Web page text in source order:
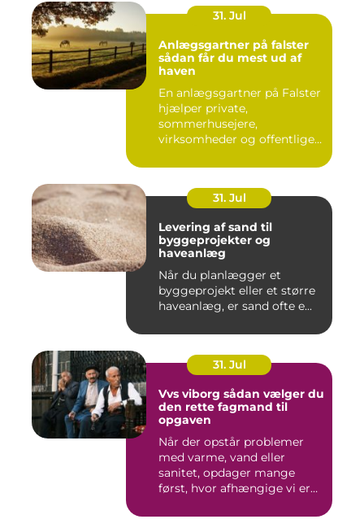
31. Jul
Anlægsgartner på falster
sådan får du mest ud af
haven
En anlægsgartner på Falster
hjælper private,
sommerhusejere,
virksomheder og offentlige
31. Jul
Levering af sand til
byggeprojekter og
haveanlæg
Når du planlægger et
byggeprojekt eller et større
haveanlæg, er sand ofte e...
31. Jul
Vvs viborg sådan vælger du
den rette fagmand til
opgaven
Når der opstår problemer
med varme, vand eller
sanitet, opdager mange
først, hvor afhængige vi er